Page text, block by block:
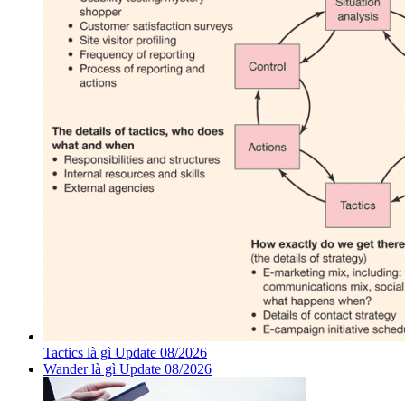
Tactics là gì Update 08/2026
Wander là gì Update 08/2026